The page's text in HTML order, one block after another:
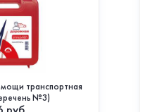
транспортная
№3)